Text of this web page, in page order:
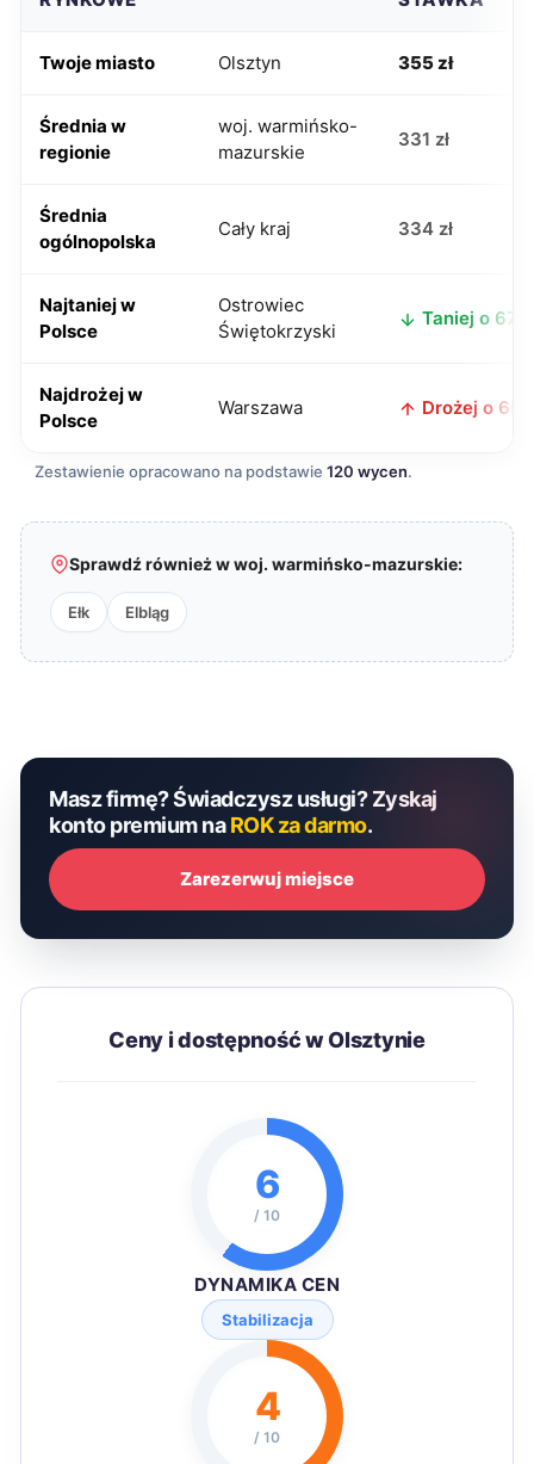
Twoje miasto Olsztyn 355 zł
Średnia w
regionie
woj. warmińsko-
mazurskie
331 zł
Średnia
ogólnopolska
Cały kraj 334 zł
Najtaniej w
Polsce
Ostrowiec
Świętokrzyski
Taniej o 67
Najdrożej w
Polsce
Warszawa Drożej o 65
Zestawienie opracowano na podstawie 120 wycen.
Sprawdź również w woj. warmińsko-mazurskie:
Ełk Elbląg
Masz firmę? Świadczysz usługi? Zyskaj
konto premium naROK za darmo.
Zarezerwuj miejsce
Ceny i dostępność w Olsztynie
6
/ 10
DYNAMIKA CEN
Stabilizacja
4
/ 10